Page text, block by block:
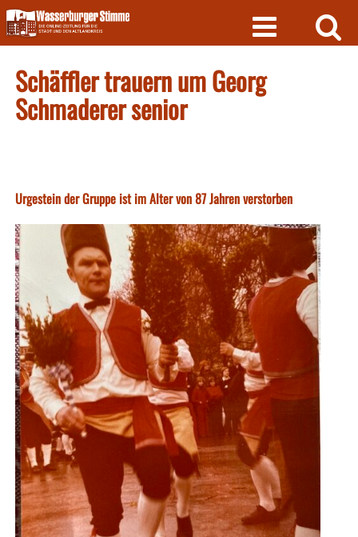
Skip
to
content
Schäffler trauern um Georg
Schmaderer senior
Urgestein der Gruppe ist im Alter von 87 Jahren verstorben